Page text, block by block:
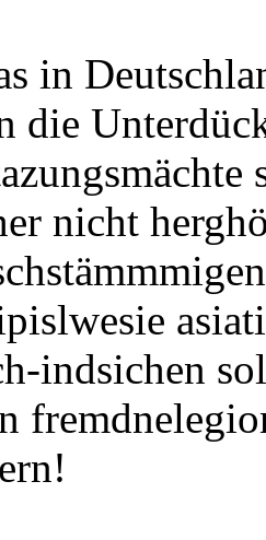
in
die
nicht
indsichen